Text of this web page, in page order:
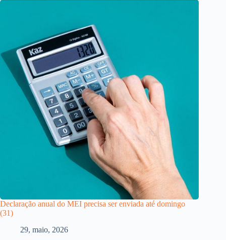
Declaração anual do MEI precisa ser enviada até domingo
(31)
29, maio, 2026